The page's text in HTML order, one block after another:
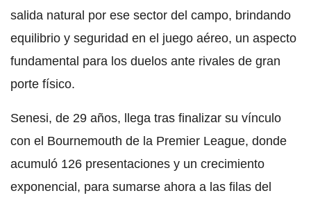
salida natural por ese sector del campo, brindando
equilibrio y seguridad en el juego aéreo, un aspecto
fundamental para los duelos ante rivales de gran
porte físico.
Senesi, de 29 años, llega tras finalizar su vínculo
con el Bournemouth de la Premier League, donde
acumuló 126 presentaciones y un crecimiento
exponencial, para sumarse ahora a las filas del